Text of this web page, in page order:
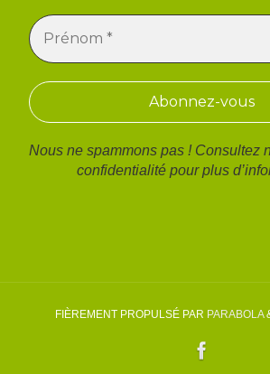
Nous ne spammons pas ! Consultez
confidentialité pour plus
FIÈREMENT PROPULSÉ PAR PARABOLA